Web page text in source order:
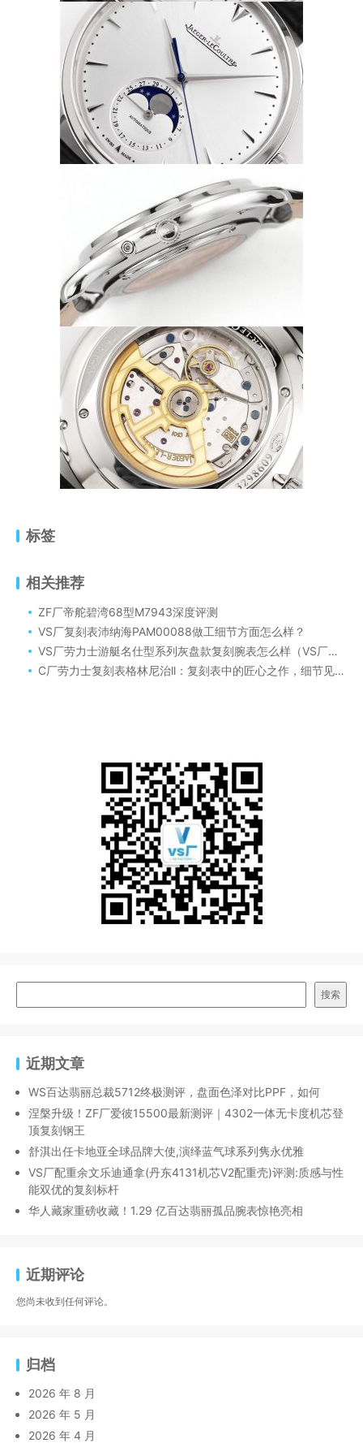
标签
相关推荐
ZF厂帝舵碧湾68型M7943深度评测
VS厂复刻表沛纳海PAM00088做工细节方面怎么样？
VS厂劳力士游艇名仕型系列灰盘款复刻腕表怎么样（VS厂劳力士游艇名仕型系列灰盘款复刻腕表是否会一眼假？）
C厂劳力士复刻表格林尼治ll：复刻表中的匠心之作，细节见真章
搜索
近期文章
WS百达翡丽总裁5712终极测评，盘面色泽对比PPF，如何
涅槃升级！ZF厂爱彼15500最新测评｜4302一体无卡度机芯登
顶复刻钢王
舒淇出任卡地亚全球品牌大使,演绎蓝气球系列隽永优雅
VS厂配重余文乐迪通拿(丹东4131机芯V2配重壳)评测:质感与性
能双优的复刻标杆
华人藏家重磅收藏！1.29 亿百达翡丽孤品腕表惊艳亮相
近期评论
您尚未收到任何评论。
归档
2026 年 8 月
2026 年 5 月
2026 年 4 月